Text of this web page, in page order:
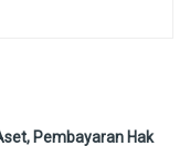
Pembayaran Hak